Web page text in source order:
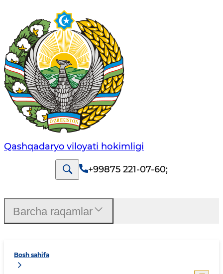
Qashqadaryo viloyati hоkimligi
+99875 221-07-60;
Bosh sahifa
Barcha raqamlar